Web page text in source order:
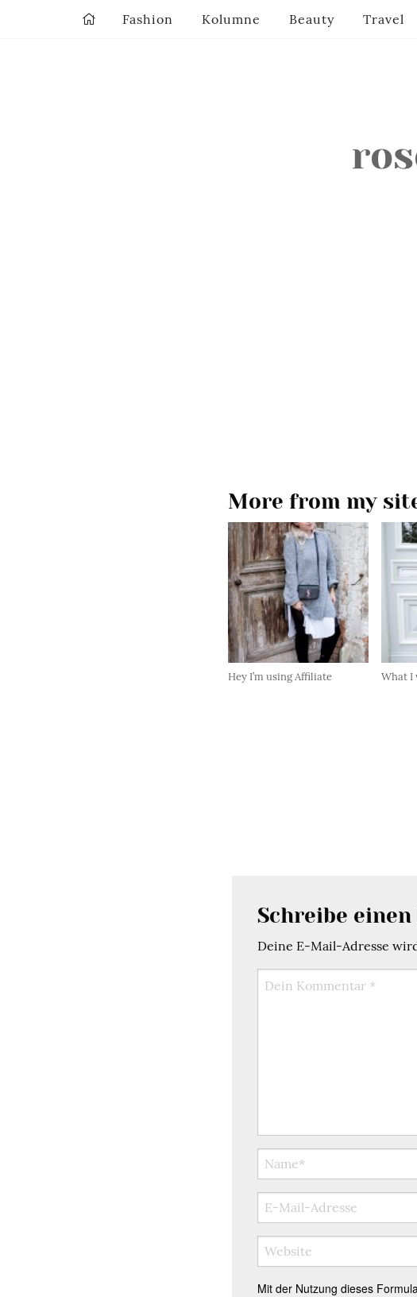
More from my
Hey I’m using Affiliate What I
Schreibe
Deine E-Mail-Adresse
Mit der Nutzung dieses
Fashion Kolumne Beauty Travel